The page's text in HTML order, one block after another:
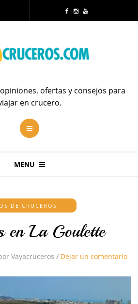
ofertas y consejos para
en crucero.
MENU
DE CRUCEROS
en La Goulette
Vayacruceros / Dejar un comentario